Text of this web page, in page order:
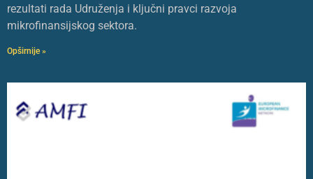
rezultati rada Udruženja i ključni pravci razvoja
mikrofinansijskog sektora.
Opširnije »